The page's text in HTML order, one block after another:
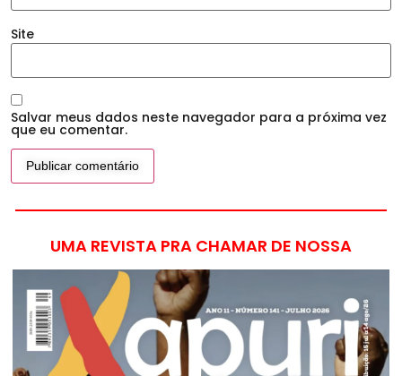
Site
Salvar meus dados neste navegador para a próxima vez
que eu comentar.
UMA REVISTA PRA CHAMAR DE NOSSA